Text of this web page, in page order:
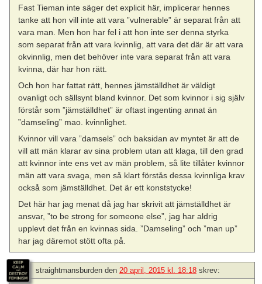
Fast Tieman inte säger det explicit här, implicerar hennes
tanke att hon vill inte att vara ”vulnerable” är separat från att
vara man. Men hon har fel i att hon inte ser denna styrka
som separat från att vara kvinnlig, att vara det där är att vara
okvinnlig, men det behöver inte vara separat från att vara
kvinna, där har hon rätt.
Och hon har fattat rätt, hennes jämställdhet är väldigt
ovanligt och sällsynt bland kvinnor. Det som kvinnor i sig själv
förstår som ”jämställdhet” är oftast ingenting annat än
”damseling” mao. kvinnlighet.
Kvinnor vill vara ”damsels” och baksidan av myntet är att de
vill att män klarar av sina problem utan att klaga, till den grad
att kvinnor inte ens vet av män problem, så lite tillåter kvinnor
män att vara svaga, men så klart förstås dessa kvinnliga krav
också som jämställdhet. Det är ett konststycke!
Det här har jag menat då jag har skrivit att jämställdhet är
ansvar, ”to be strong for someone else”, jag har aldrig
upplevt det från en kvinnas sida. ”Damseling” och ”man up”
har jag däremot stött ofta på.
straightmansburden den 20 april, 2015 kl. 18:18 skrev: